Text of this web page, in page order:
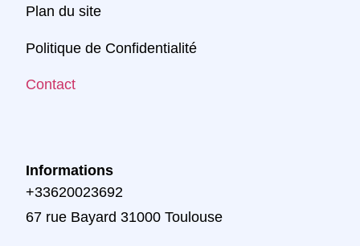
Plan du site
Politique de Confidentialité
Contact
Informations
+33620023692
67 rue Bayard 31000 Toulouse